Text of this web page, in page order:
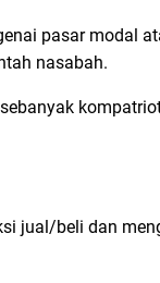
pasar modal
nasabah.
jual/beli dan